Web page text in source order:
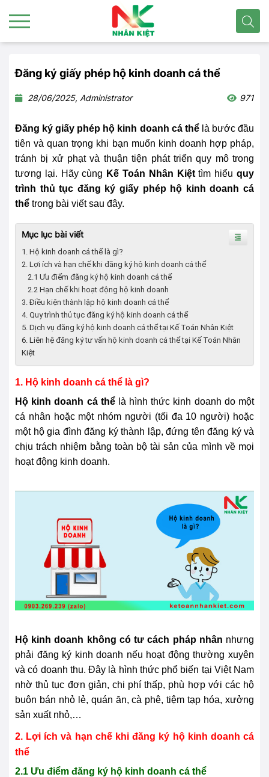
Đăng ký giấy phép hộ kinh doanh cá thể
28/06/2025, Administrator 971
Đăng ký giấy phép hộ kinh doanh cá thểlà bước đầu
tiên và quan trọng khi bạn muốn kinh doanh hợp pháp,
tránh bị xử phạt và thuận tiện phát triển quy mô trong
tương lại. Hãy cùng Kế Toán Nhân Kiệttìm hiểuquy
trình thủ tục đăng ký giấy phép hộ kinh doanh cá
thể trong bài viết sau đây.
Mục lục bài viết
1. Hộ kinh doanh cá thể là gì?
2. Lợi ích và hạn chế khi đăng ký hộ kinh doanh cá thể
2.1 Ưu điểm đăng ký hộ kinh doanh cá thể
2.2 Hạn chế khi hoạt động hộ kinh doanh
3. Điều kiện thành lập hộ kinh doanh cá thể
4. Quy trình thủ tục đăng ký hộ kinh doanh cá thể
5. Dịch vụ đăng ký hộ kinh doanh cá thể tại Kế Toán Nhân Kiệt
6. Liên hệ đăng ký tư vấn hộ kinh doanh cá thể tại Kế Toán Nhân
Kiệt
1. Hộ kinh doanh cá thể là gì?
Hộ kinh doanh cá thểlà hình thức kinh doanh do một
cá nhân hoặc một nhóm người (tối đa 10 người) hoặc
một hộ gia đình đăng ký thành lập, đứng tên đăng ký và
chịu trách nhiệm bằng toàn bộ tài sản của mình về mọi
hoạt động kinh doanh.
Hộ kinh doanh không có tư cách pháp nhân nhưng
phải đăng ký kinh doanh nếu hoạt động thường xuyên
và có doanh thu. Đây là hình thức phổ biến tại Việt Nam
nhờ thủ tục đơn giản, chi phí thấp, phù hợp với các hộ
buôn bán nhỏ lẻ, quán ăn, cà phê, tiệm tạp hóa, xưởng
sản xuất nhỏ,…
2. Lợi ích và hạn chế khi đăng ký hộ kinh doanh cá
thể
2.1 Ưu điểm đăng ký hộ kinh doanh cá thể